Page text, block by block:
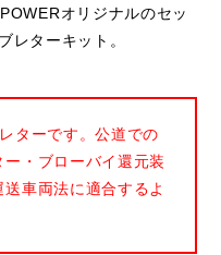
オリジナルのセッ
レターキット。
ターです。公道での
・ブローバイ還元装
車両法に適合するよ